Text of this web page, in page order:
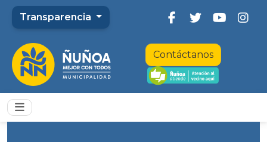
Transparencia
Contáctanos